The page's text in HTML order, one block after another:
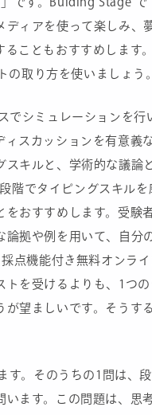
ディアを使って楽しみ、
こともおすすめします。
取り方を使いましょう。
でシミュレーションを行
ィスカッションを有意義
キルと、学術的な議論と
階でタイピングスキルを
をおすすめします。受験
論拠や例を用いて、自分
点機能付き無料オンライ
トを受けるよりも、1つの
望ましいです。そうする
す。そのうちの1問は、
います。この問題は、思